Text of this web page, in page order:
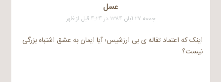
عسل
جمعه ۲۷ آبان ۱۳۸۴ در ۴:۲۴ قبل از ظهر
اینک که اعتماد تفاله ی بی ارزشیس؛ آیا ایمان به عشق اشتباه بزرگی
نیست؟